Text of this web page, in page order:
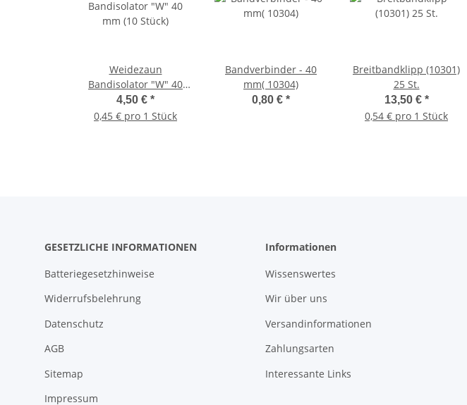
Weidezaun
Bandisolator "W" 40
mm (10 Stück)
4,50 € *
0,45 € pro 1 Stück
Bandverbinder - 40
mm( 10304)
0,80 € *
Breitbandklipp (10301)
25 St.
13,50 € *
0,54 € pro 1 Stück
GESETZLICHE INFORMATIONEN
Batteriegesetzhinweise
Widerrufsbelehrung
Datenschutz
AGB
Sitemap
Impressum
Informationen
Wissenswertes
Wir über uns
Versandinformationen
Zahlungsarten
Interessante Links